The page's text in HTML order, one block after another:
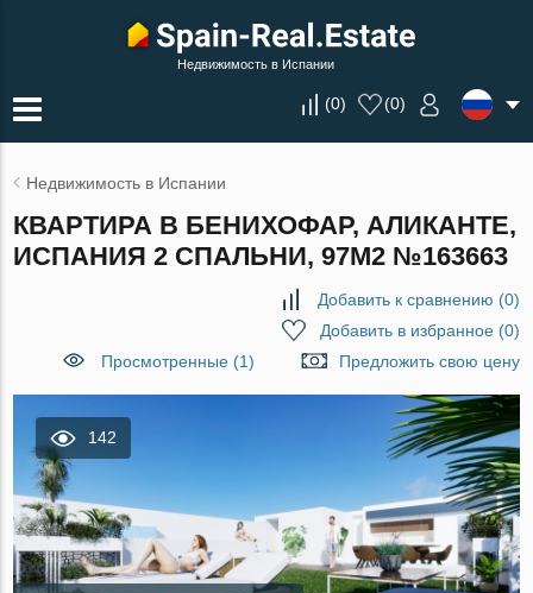
Недвижимость в Испании
(0) (0)
Недвижимость в Испании
КВАРТИРА В БЕНИХОФАР, АЛИКАНТЕ,
ИСПАНИЯ 2 СПАЛЬНИ, 97М2 №163663
Добавить к сравнению (0)
Добавить в избранное(0)
Просмотренные (1)
Предложить свою цену
142